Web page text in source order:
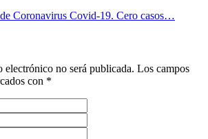
Coronavirus Covid-19. Cero casos…
electrónico no será publicada. Los campos
con *